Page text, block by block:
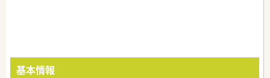
基本情報